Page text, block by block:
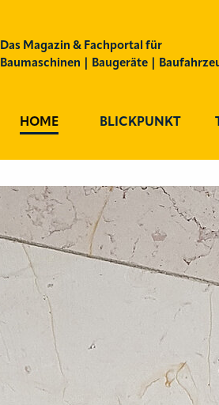
Das Magazin & Fachportal für
Baumaschinen | Baugeräte |
HOME BLICKPUNKT